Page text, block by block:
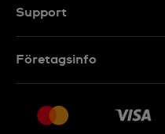
Support
Returer
Företagsinfo
Jobs